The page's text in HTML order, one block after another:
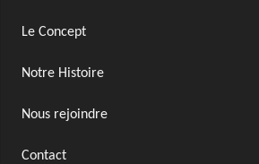
Le Concept
Notre Histoire
Nous rejoindre
Contact